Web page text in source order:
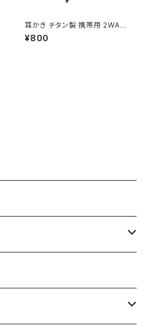
耳かき チタン製 携帯用 2WAY
スパイラル型 スプーン型 水洗い
可能 超軽量 頑丈 トラベルキット
¥800